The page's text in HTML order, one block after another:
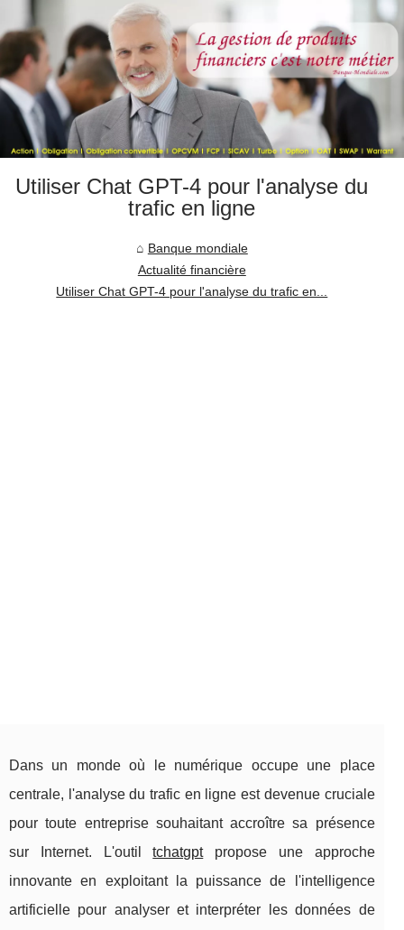
Utiliser Chat GPT-4 pour l'analyse du
trafic en ligne
Banque mondiale
Actualité financière
Utiliser Chat GPT-4 pour l'analyse du trafic en...
Dans un monde où le numérique occupe une place
centrale, l'analyse du trafic en ligne est devenue cruciale
pour toute entreprise souhaitant accroître sa présence
sur Internet. L'outiltchatgptpropose une approche
innovante en exploitant la puissance de l'intelligence
artificielle pour analyser et interpréter les données de